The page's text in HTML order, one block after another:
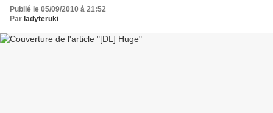
Publié le 05/09/2010 à 21:52
Par ladyteruki